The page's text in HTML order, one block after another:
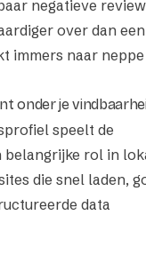
negatieve
over dan een
immers naar neppe
onder je
speelt de
belangrijke rol in
die snel laden,
data